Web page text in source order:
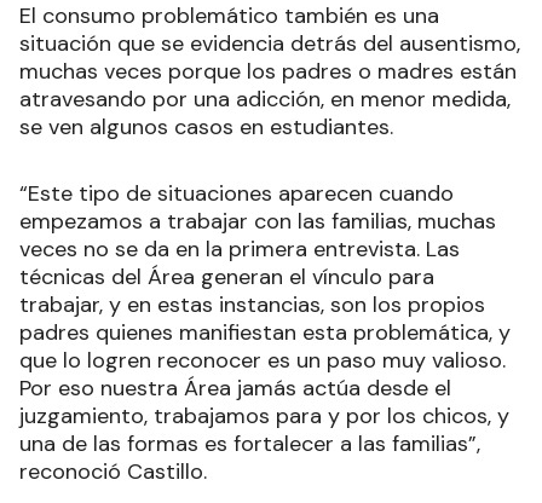
El consumo problemático también es una
situación que se evidencia detrás del ausentismo,
muchas veces porque los padres o madres están
atravesando por una adicción, en menor medida,
se ven algunos casos en estudiantes.
“Este tipo de situaciones aparecen cuando
empezamos a trabajar con las familias, muchas
veces no se da en la primera entrevista. Las
técnicas del Área generan el vínculo para
trabajar, y en estas instancias, son los propios
padres quienes manifiestan esta problemática, y
que lo logren reconocer es un paso muy valioso.
Por eso nuestra Área jamás actúa desde el
juzgamiento, trabajamos para y por los chicos, y
una de las formas es fortalecer a las familias”,
reconoció Castillo.